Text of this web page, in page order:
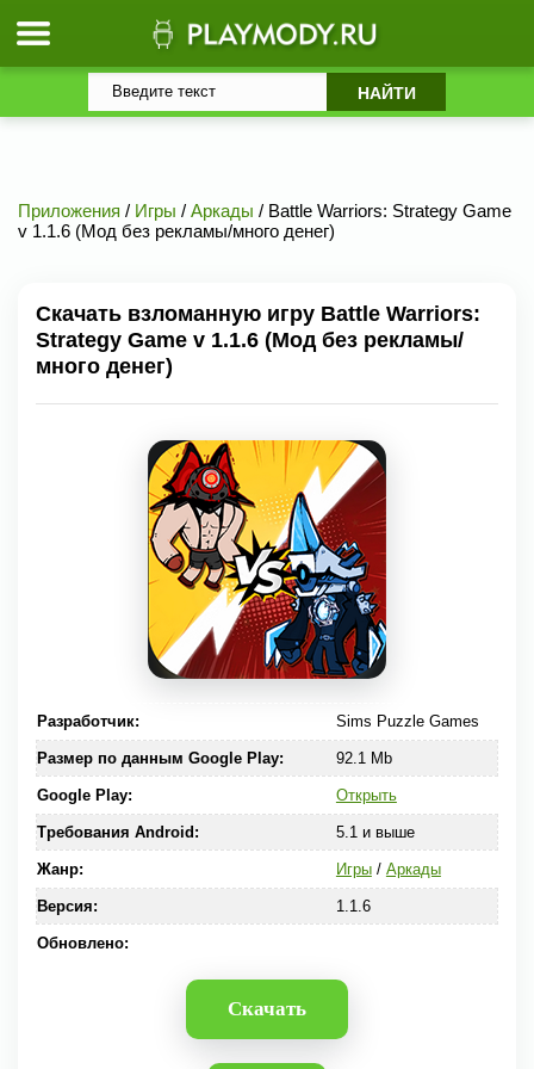
Приложения / Игры / Аркады / Battle Warriors: Strategy Game
v 1.1.6 (Мод без рекламы/много денег)
Скачать взломанную игру Battle Warriors:
Strategy Game v 1.1.6 (Мод без рекламы/
много денег)
Разработчик: Sims Puzzle Games
Размер по данным Google Play: 92.1 Mb
Google Play: Открыть
Требования Android: 5.1 и выше
Жанр: Игры/ Аркады
Версия: 1.1.6
Обновлено:
Скачать